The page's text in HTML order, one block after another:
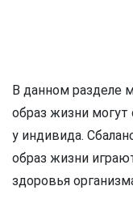
В данном разделе
образ жизни могут
у индивида.
образ жизни
здоровья